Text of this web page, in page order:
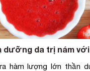
dưỡng da trị nám
hàm lượng lớn thần